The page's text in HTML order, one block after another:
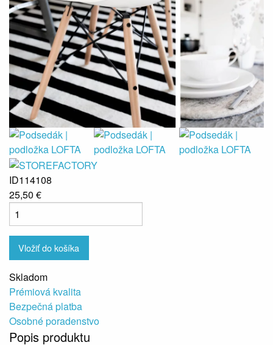
ID114108
25,50 €
Vložiť do košíka
Skladom
Prémiová kvalita
Bezpečná platba
Osobné poradenstvo
Popis produktu